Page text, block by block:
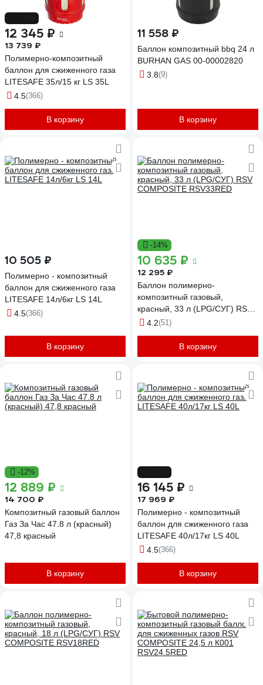
12 345 ₽
13 739 ₽
Полимерно-композитный
баллон для сжиженного газа
LITESAFE 35л/15 кг LS 35L
4.5(366)
В корзину
11 558 ₽
Баллон композитный bbq 24 л
BURHAN GAS 00-00002820
3.8(9)
В корзину
10 505 ₽
Полимерно - композитный
баллон для сжиженного газа
LITESAFE 14л/6кг LS 14L
4.5(366)
В корзину
-14%
10 635 ₽
12 295 ₽
Баллон полимерно-
композитный газовый,
красный, 33 л (LPG/СУГ) RSV
COMPOSITE RSV33RED
4.2(51)
В корзину
-12%
12 889 ₽
14 700 ₽
Композитный газовый баллон
Газ За Час 47.8 л (красный)
47,8 красный
В корзину
16 145 ₽
17 969 ₽
Полимерно - композитный
баллон для сжиженного газа
LITESAFE 40л/17кг LS 40L
4.5(366)
В корзину